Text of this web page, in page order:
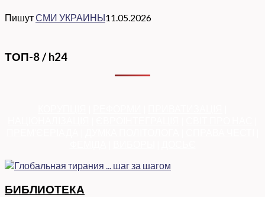
ПишутСМИ УКРАИНЫ11.05.2026
ТОП-8 / h24
БИБЛИОТЕКА